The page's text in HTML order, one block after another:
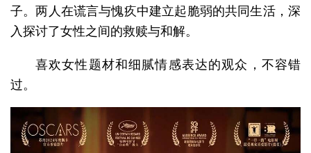
子。两人在谎言与愧疚中建立起脆弱的共同生活，深
入探讨了女性之间的救赎与和解。
喜欢女性题材和细腻情感表达的观众，不容错
过。